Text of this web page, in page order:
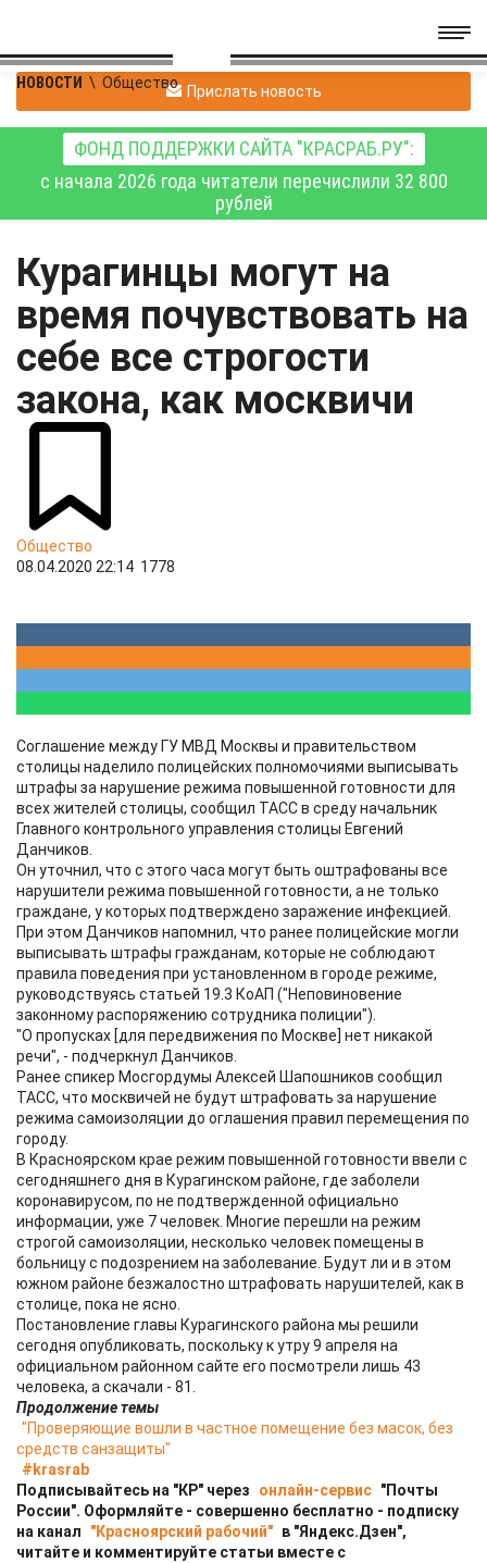
НОВОСТИ \ Общество Прислать новость
ФОНД ПОДДЕРЖКИ САЙТА "КРАСРАБ.РУ":
с начала 2026 года читатели перечислили 32 800
рублей
Курагинцы могут на
время почувствовать на
себе все строгости
закона, как москвичи
Общество
08.04.2020 22:14 1778
Соглашение между ГУ МВД Москвы и правительством
столицы наделило полицейских полномочиями выписывать
штрафы за нарушение режима повышенной готовности для
всех жителей столицы, сообщил ТАСС в среду начальник
Главного контрольного управления столицы Евгений
Данчиков.
Он уточнил, что с этого часа могут быть оштрафованы все
нарушители режима повышенной готовности, а не только
граждане, у которых подтверждено заражение инфекцией.
При этом Данчиков напомнил, что ранее полицейские могли
выписывать штрафы гражданам, которые не соблюдают
правила поведения при установленном в городе режиме,
руководствуясь статьей 19.3 КоАП ("Неповиновение
законному распоряжению сотрудника полиции").
"О пропусках [для передвижения по Москве] нет никакой
речи", - подчеркнул Данчиков.
Ранее спикер Мосгордумы Алексей Шапошников сообщил
ТАСС, что москвичей не будут штрафовать за нарушение
режима самоизоляции до оглашения правил перемещения по
городу.
В Красноярском крае режим повышенной готовности ввели с
сегодняшнего дня в Курагинском районе, где заболели
коронавирусом, по не подтвержденной официально
информации, уже 7 человек. Многие перешли на режим
строгой самоизоляции, несколько человек помещены в
больницу с подозрением на заболевание. Будут ли и в этом
южном районе безжалостно штрафовать нарушителей, как в
столице, пока не ясно.
Постановление главы Курагинского района мы решили
сегодня опубликовать, поскольку к утру 9 апреля на
официальном районном сайте его посмотрели лишь 43
человека, а скачали - 81.
Продолжение темы
"Проверяющие вошли в частное помещение без масок, без
средств санзащиты"
#krasrab
Подписывайтесь на "КР" через
онлайн-сервис "Почты
России". Оформляйте - совершенно бесплатно - подписку
на канал
"Красноярский рабочий" в "Яндекс.Дзен",
читайте и комментируйте статьи вместе с